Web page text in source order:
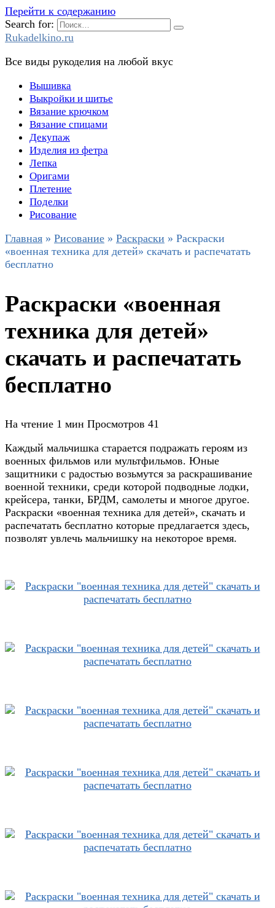
Перейти к содержанию
Search for:
Rukadelkino.ru
Все виды рукоделия на любой вкус
Вышивка
Выкройки и шитье
Вязание крючком
Вязание спицами
Декупаж
Изделия из фетра
Лепка
Оригами
Плетение
Поделки
Рисование
Главная » Рисование » Раскраски » Раскраски
«военная техника для детей» скачать и распечатать
бесплатно
Раскраски «военная
техника для детей»
скачать и распечатать
бесплатно
На чтение 1 мин Просмотров 41
Каждый мальчишка старается подражать героям из
военных фильмов или мультфильмов. Юные
защитники с радостью возьмутся за раскрашивание
военной техники, среди которой подводные лодки,
крейсера, танки, БРДМ, самолеты и многое другое.
Раскраски «военная техника для детей», скачать и
распечатать бесплатно которые предлагается здесь,
позволят увлечь мальчишку на некоторое время.